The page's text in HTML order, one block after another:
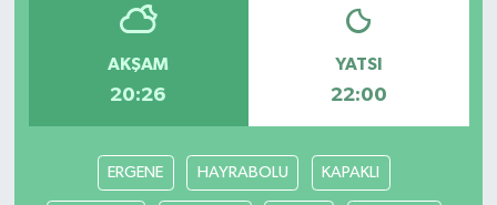
AKŞAM
20:26
YATSI
22:00
ERGENE HAYRABOLU KAPAKLI
Tarihi Yapılarımız